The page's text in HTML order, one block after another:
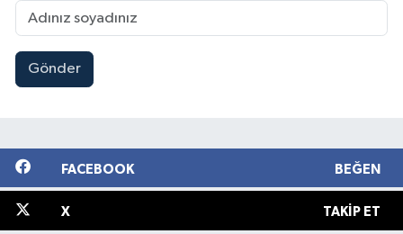
Gönder
FACEBOOK BEĞEN
X TAKIP ET